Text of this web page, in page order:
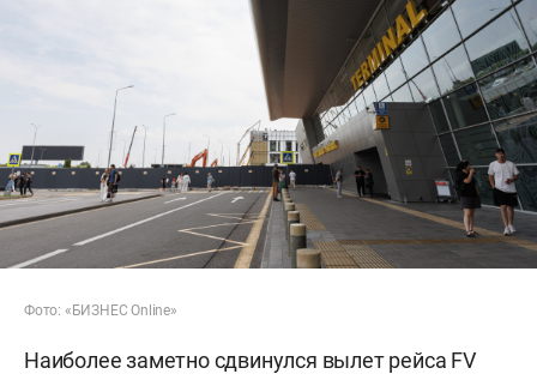
Фото: «БИЗНЕС Online»
Наиболее заметно сдвинулся вылет рейса FV